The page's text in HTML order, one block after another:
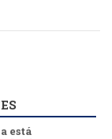
está